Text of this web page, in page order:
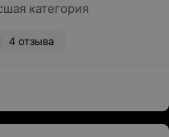
категория
4 отзыва